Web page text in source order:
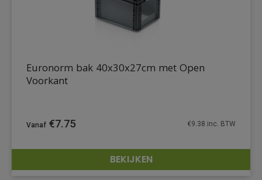
DETAILS
Euronorm bak 40x30x27cm met Open
Voorkant
€7.75 €9.38 inc. BTW
BEKIJKEN